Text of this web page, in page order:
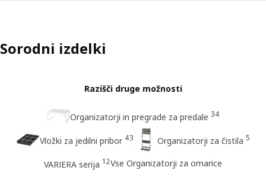
Sorodni izdelki
Razišči druge možnosti
Organizatorji in pregrade za predale 34
Vložki za jedilni pribor 43 Organizatorji za čistila 5
VARIERA serija 12Vse Organizatorji za omarice